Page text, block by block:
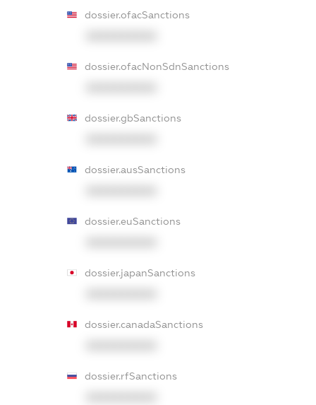
dossier.ofacSanctions
dossier.ofacNonSdnSanctions
dossier.gbSanctions
dossier.ausSanctions
dossier.euSanctions
dossier.japanSanctions
dossier.canadaSanctions
dossier.rfSanctions